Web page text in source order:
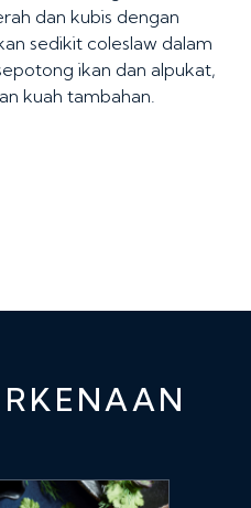
dan kubis dengan
sedikit coleslaw dalam
ikan dan alpukat,
kuah tambahan.